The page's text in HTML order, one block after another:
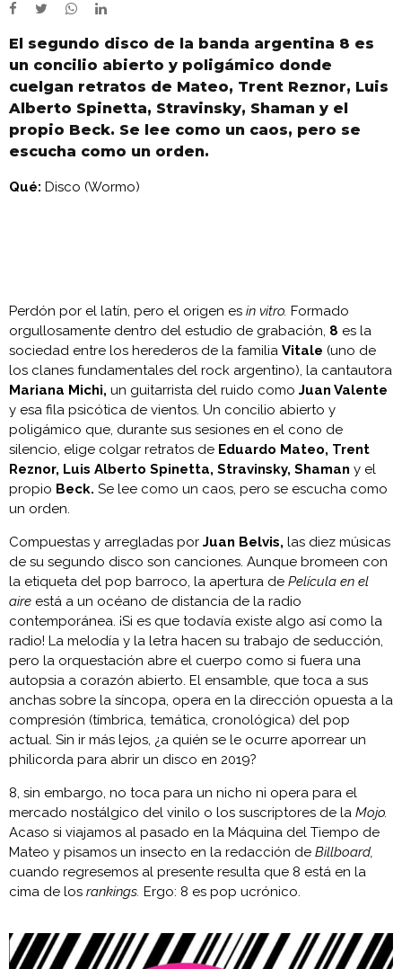
El segundo disco de la banda argentina 8 es
un concilio abierto y poligámico donde
cuelgan retratos de Mateo, Trent Reznor, Luis
Alberto Spinetta, Stravinsky, Shaman y el
propio Beck. Se lee como un caos, pero se
escucha como un orden.
Qué: Disco (Wormo)
Perdón por el latín, pero el origen es in vitro. Formado
orgullosamente dentro del estudio de grabación, 8 es la
sociedad entre los herederos de la familia Vitale (uno de
los clanes fundamentales del rock argentino), la cantautora
Mariana Michi, un guitarrista del ruido como Juan Valente
y esa fila psicótica de vientos. Un concilio abierto y
poligámico que, durante sus sesiones en el cono de
silencio, elige colgar retratos de Eduardo Mateo, Trent
Reznor, Luis Alberto Spinetta, Stravinsky, Shaman y el
propio Beck. Se lee como un caos, pero se escucha como
un orden.
Compuestas y arregladas por Juan Belvis, las diez músicas
de su segundo disco son canciones. Aunque bromeen con
la etiqueta del pop barroco, la apertura de Película en el
aire está a un océano de distancia de la radio
contemporánea. ¡Si es que todavía existe algo así como la
radio! La melodía y la letra hacen su trabajo de seducción,
pero la orquestación abre el cuerpo como si fuera una
autopsia a corazón abierto. El ensamble, que toca a sus
anchas sobre la síncopa, opera en la dirección opuesta a la
compresión (tímbrica, temática, cronológica) del pop
actual. Sin ir más lejos, ¿a quién se le ocurre aporrear un
philicorda para abrir un disco en 2019?
8, sin embargo, no toca para un nicho ni opera para el
mercado nostálgico del vinilo o los suscriptores de la Mojo.
Acaso si viajamos al pasado en la Máquina del Tiempo de
Mateo y pisamos un insecto en la redacción de Billboard,
cuando regresemos al presente resulta que 8 está en la
cima de los rankings. Ergo: 8 es pop ucrónico.